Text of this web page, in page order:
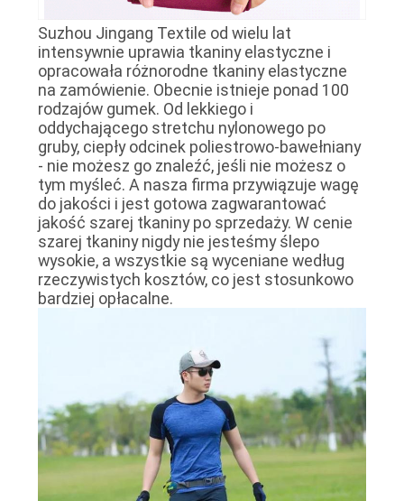
Suzhou Jingang Textile od wielu lat
intensywnie uprawia tkaniny elastyczne i
opracowała różnorodne tkaniny elastyczne
na zamówienie. Obecnie istnieje ponad 100
rodzajów gumek. Od lekkiego i
oddychającego stretchu nylonowego po
gruby, ciepły odcinek poliestrowo-bawełniany
- nie możesz go znaleźć, jeśli nie możesz o
tym myśleć. A nasza firma przywiązuje wagę
do jakości i jest gotowa zagwarantować
jakość szarej tkaniny po sprzedaży. W cenie
szarej tkaniny nigdy nie jesteśmy ślepo
wysokie, a wszystkie są wyceniane według
rzeczywistych kosztów, co jest stosunkowo
bardziej opłacalne.